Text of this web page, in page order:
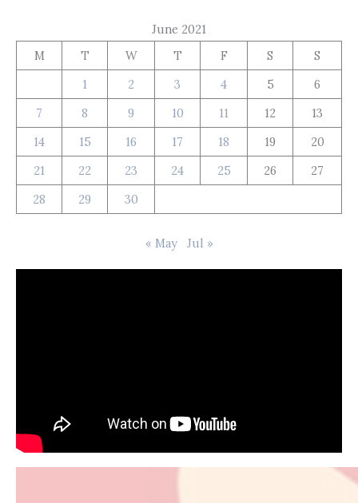
June 2021
M
T W T F S
S
1
2 3 4 5
6
7
8 9 10 11 12
13
14
15 16 17 18 19
20
21
22 23 24 25 26
27
28
29 30
« May Jul »